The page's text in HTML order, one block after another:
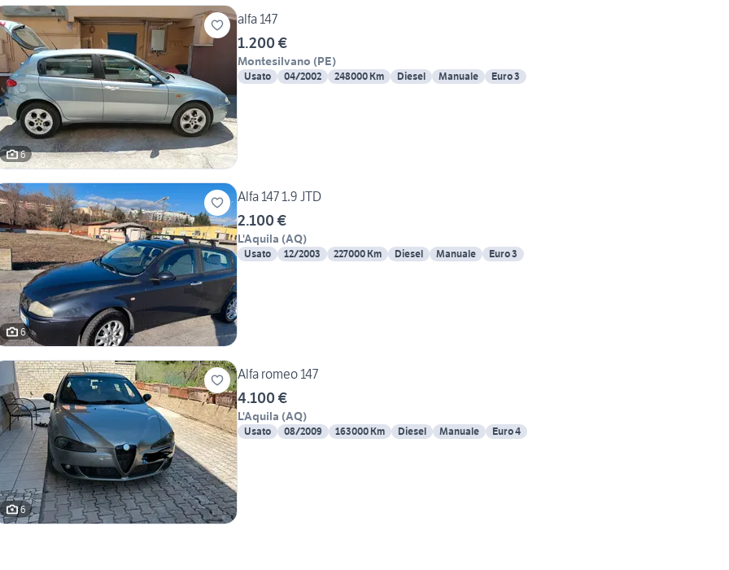
6
alfa 147
1.200 €
Montesilvano (PE)
Usato 04/2002 248000 Km Diesel Manuale Euro 3
6
Alfa 147 1.9 JTD
2.100 €
L'Aquila (AQ)
Usato 12/2003 227000 Km Diesel Manuale Euro 3
6
Alfa romeo 147
4.100 €
L'Aquila (AQ)
Usato 08/2009 163000 Km Diesel Manuale Euro 4